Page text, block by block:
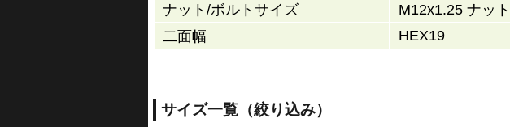
ナット/ボルトサイズ
M12x1.25 ナット
二面幅
HEX19
サイズ一覧（絞り込み）